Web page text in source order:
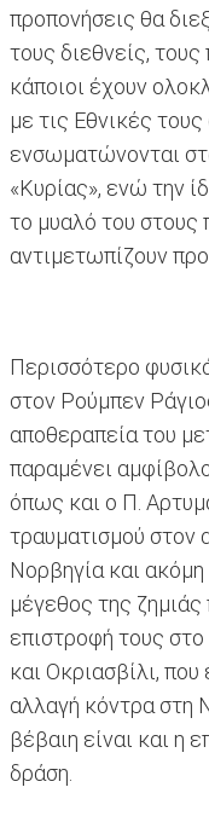
προπονήσεις θα
τους διεθνείς,
κάποιοι έχουν
με τις Εθνικές
ενσωματώνονται
«Κυρίας», ενώ την
το μυαλό του στους
αντιμετωπίζουν
Περισσότερο
στον Ρούμπεν
αποθεραπεία του
παραμένει
όπως και ο Π.
τραυματισμού στον
Νορβηγία και
μέγεθος της ζημιάς
επιστροφή τους στο
και Οκριασβίλι,
αλλαγή κόντρα στη
βέβαιη είναι και η
δράση.